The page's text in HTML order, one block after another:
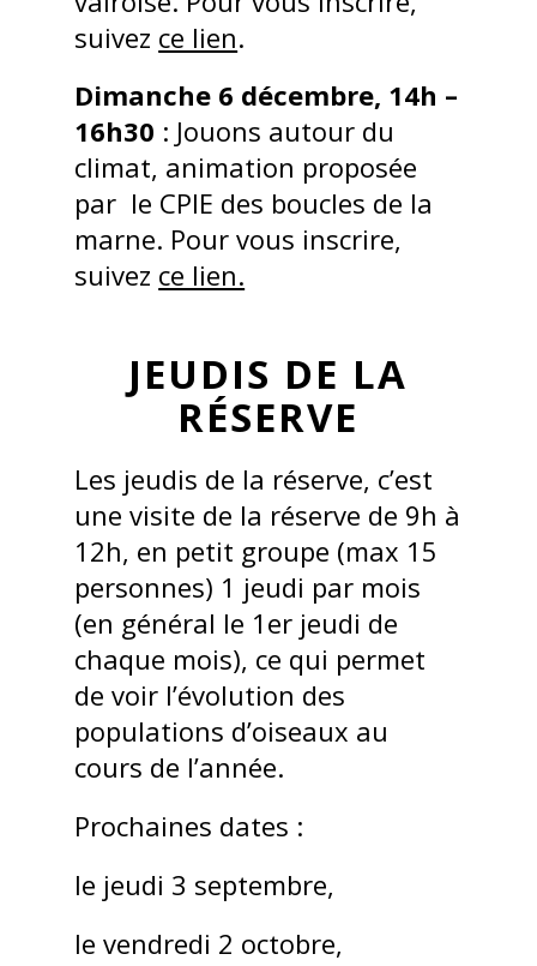
suivez ce lien.
Dimanche 6 décembre, 14h –
16h30 : Jouons autour du
climat, animation proposée
par le CPIE des boucles de la
marne. Pour vous inscrire,
suivez ce lien.
JEUDIS DE LA
RÉSERVE
Les jeudis de la réserve, c’est
une visite de la réserve de 9h à
12h, en petit groupe (max 15
personnes) 1 jeudi par mois
(en général le 1er jeudi de
chaque mois), ce qui permet
de voir l’évolution des
populations d’oiseaux au
cours de l’année.
Prochaines dates :
le jeudi 3 septembre,
le vendredi 2 octobre,